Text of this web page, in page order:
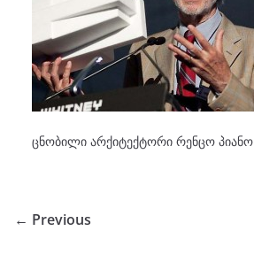
ცნობილი არქიტექტორი რენცო პიანო
← Previous